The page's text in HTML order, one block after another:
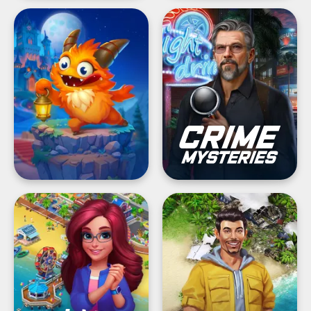
Spooky
Suites
Crime
Mysteries®:
Finn
föremål
Match
Town
Makeover®
Survivors:
Uppdraget